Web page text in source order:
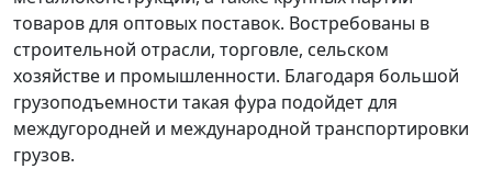
товаров для оптовых поставок. Востребованы в
строительной отрасли, торговле, сельском
хозяйстве и промышленности. Благодаря большой
грузоподъемности такая фура подойдет для
междугородней и международной транспортировки
грузов.